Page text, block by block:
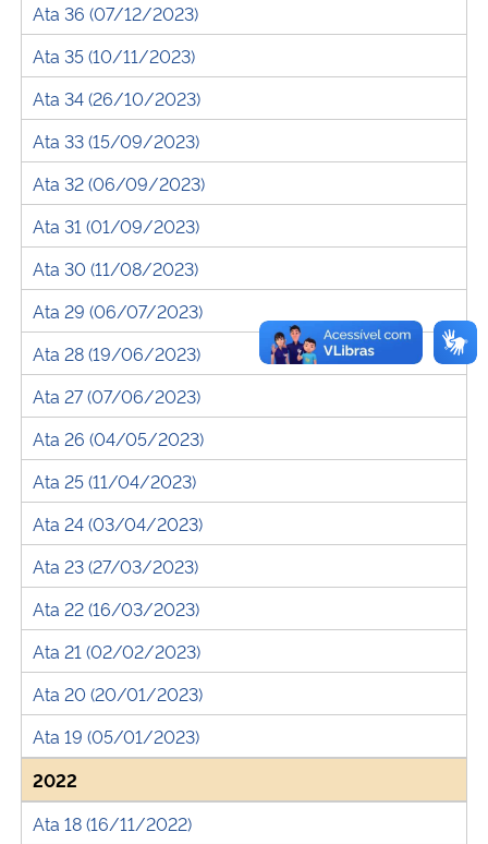
Ata 36 (07/12/2023)
Ata 35 (10/11/2023)
Ata 34 (26/10/2023)
Ata 33 (15/09/2023)
Ata 32 (06/09/2023)
Ata 31 (01/09/2023)
Ata 30 (11/08/2023)
Ata 29 (06/07/2023)
Ata 28 (19/06/2023)
Ata 27 (07/06/2023)
Ata 26 (04/05/2023)
Ata 25 (11/04/2023)
Ata 24 (03/04/2023)
Ata 23 (27/03/2023)
Ata 22 (16/03/2023)
Ata 21 (02/02/2023)
Ata 20 (20/01/2023)
Ata 19 (05/01/2023)
2022
Ata 18 (16/11/2022)